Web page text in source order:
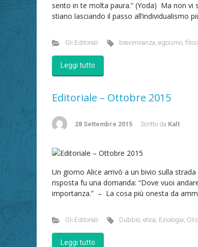
sento in te molta paura.” (Yoda) Ma non vi
stiano lasciando il passo all’individualismo
Gli Editoriali brevimiranza,egoismo,
Leggi tutto
Editoriale – Ottobre 2015
28 Settembre 2015 Scritto da Kalt
Un giorno Alice arrivò a un bivio sulla strada
risposta fu una domanda: “Dove vuoi
importanza.” – La cosa più onesta da
Gli Editoriali Dubbio,etica, Eziologia,
Leggi tutto